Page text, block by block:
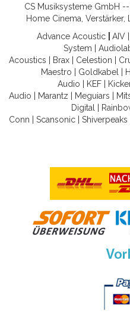
CS Musiksysteme GmbH
Home Cinema,
Advance Acoustic
AIV|
System
Acoustics
Brax Celestion
Maestro
Goldkabel
Audio
KEF|
Audio
Marantz Meguiars
Digital|
Conn
Scansonic Shiverpeaks